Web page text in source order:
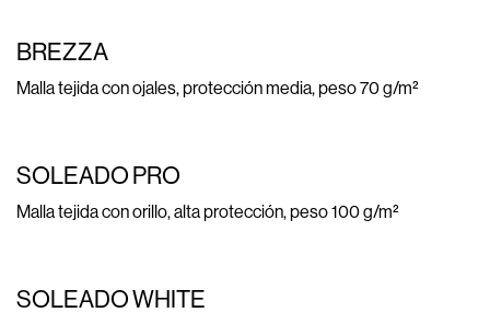
BREZZA
Malla tejida con ojales, protección media, peso 70 g/m²
SOLEADO PRO
Malla tejida con orillo, alta protección, peso 100 g/m²
SOLEADO WHITE